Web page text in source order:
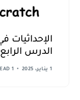
الإحداثيات
الدرس الرابع
1 يناير، 2025 1 MIN READ